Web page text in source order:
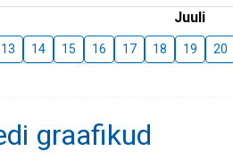
Juuli
13 14 15 16 17 18 19 20
graafikud